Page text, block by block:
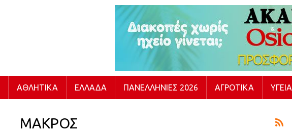
ΑΘΛΗΤΙΚΆ ΕΛΛΆΔΑ ΠΑΝΕΛΛΉΝΙΕΣ 2026 ΑΓΡΟΤΙΚΆ ΥΓΕΊΑ
ΜΑΚΡΟΣ